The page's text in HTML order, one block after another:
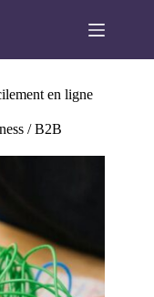
en ligne
/ B2B